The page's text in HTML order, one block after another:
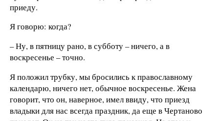
приеду.
Я говорю: когда?
– Ну, в пятницу рано, в субботу – ничего, а в
воскресенье – точно.
Я положил трубку, мы бросились к православному
календарю, ничего нет, обычное воскресенье. Жена
говорит, что он, наверное, имел ввиду, что приезд
владыки для нас всегда праздник, да еще в Чертаново